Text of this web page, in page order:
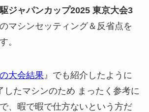
ジャパンカップ2025 東京大会3
マシンセッティング＆反省点を
。
大会結果 』でも紹介したように
したマシンのため まったく参考に
、暇で暇で仕方ないという方だ